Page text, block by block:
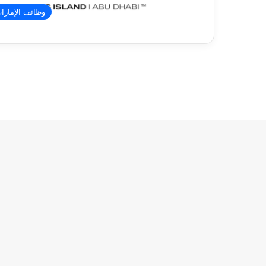
وظائف